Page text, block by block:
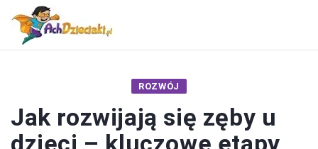
ROZWÓJ
Jak rozwijają się zęby u
dzieci – kluczowe etapy